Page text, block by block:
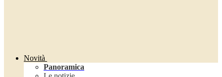
Novità
Panoramica